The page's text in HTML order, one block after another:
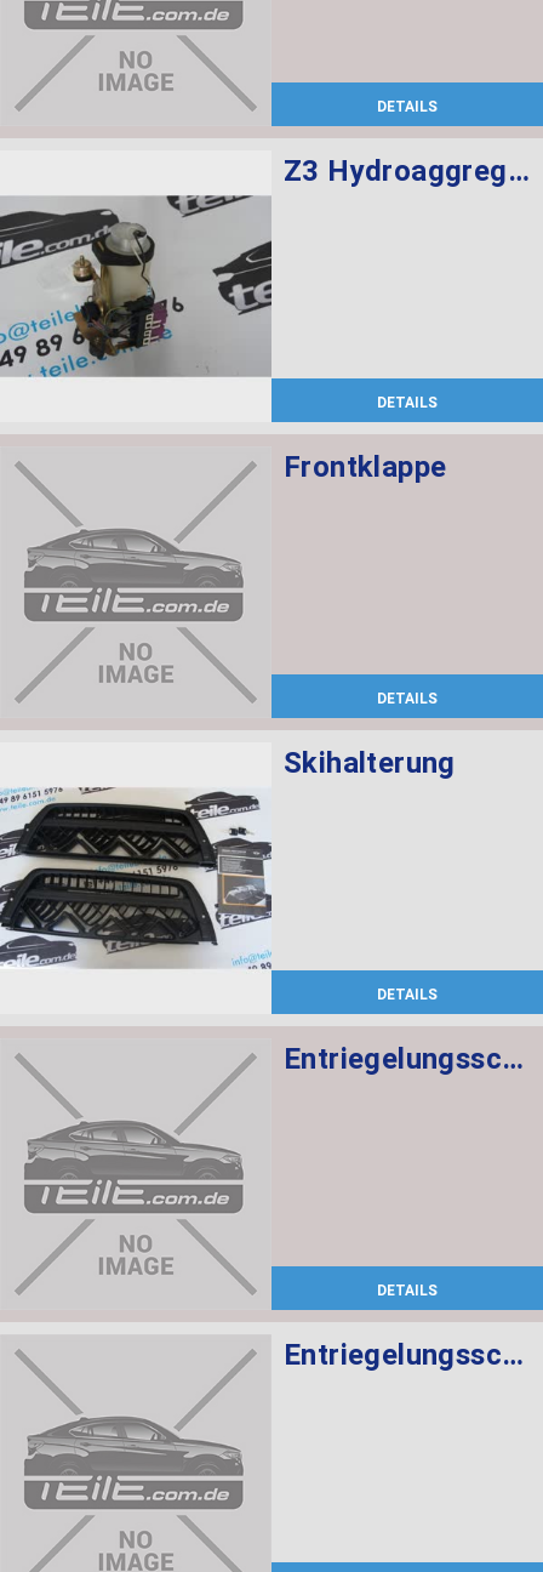
DETAILS
Z3 Hydroaggregat Verdeck Hydraulik
DETAILS
Frontklappe
DETAILS
Skihalterung
DETAILS
Entriegelungsschlaufe
DETAILS
Entriegelungsschlaufe